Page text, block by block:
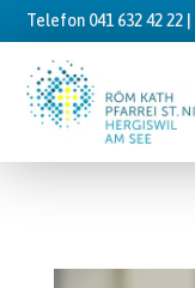
Telefon 041 632 42 22 |